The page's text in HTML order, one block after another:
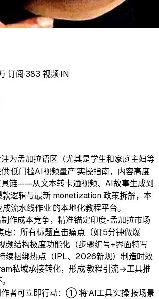
订阅·383 视频·IN
为孟加拉语区（尤其是学生和家庭主妇等
‘低门槛AI视频量产’实操指南，内容高度
链——从文本转卡通视频、AI故事生成到
逻辑与最新 monetization 政策拆解，本
流水线作业’的本地化教程平台。
作成本竞争，精准锚定印度-孟加拉市场
虑：所有标题直击痛点（如‘5分钟做爆
视频结构极度功能化（步骤编号+界面特写
续捆绑热点（IPL、2026新规）制造时效
私域承接转化，形成‘教程引流→工具推
者可立即行动：① 将‘AI工具实操’按场景